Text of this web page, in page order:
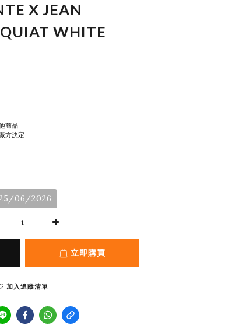
X JEAN
WHITE
商品
方決定
06/2026
立即購買
加入追蹤清單